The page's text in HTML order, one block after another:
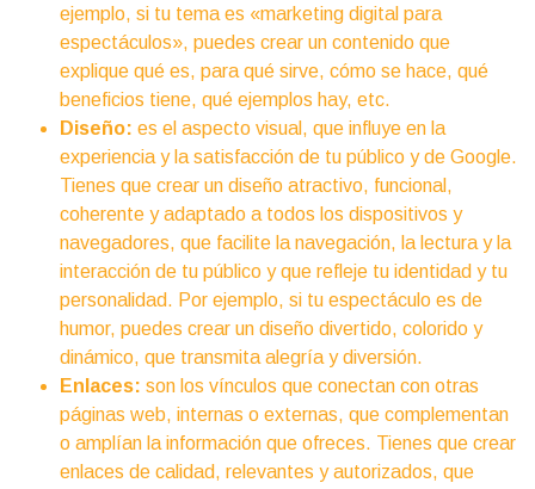
ejemplo, si tu tema es «marketing digital para
espectáculos», puedes crear un contenido que
explique qué es, para qué sirve, cómo se hace, qué
beneficios tiene, qué ejemplos hay, etc.
Diseño: es el aspecto visual, que influye en la
experiencia y la satisfacción de tu público y de Google.
Tienes que crear un diseño atractivo, funcional,
coherente y adaptado a todos los dispositivos y
navegadores, que facilite la navegación, la lectura y la
interacción de tu público y que refleje tu identidad y tu
personalidad. Por ejemplo, si tu espectáculo es de
humor, puedes crear un diseño divertido, colorido y
dinámico, que transmita alegría y diversión.
Enlaces: son los vínculos que conectan con otras
páginas web, internas o externas, que complementan
o amplían la información que ofreces. Tienes que crear
enlaces de calidad, relevantes y autorizados, que